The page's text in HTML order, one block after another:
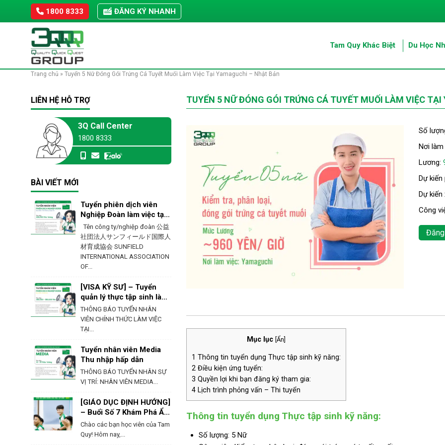
1800 8333 ĐĂNG KÝ NHANH
Tam Quy Khác Biệt Du Học
Trang chủ » Tuyển 5 Nữ Đóng Gói Trứng Cá Tuyết Muối Làm Việc Tại Yamaguchi – Nhật Bản
LIÊN HỆ HỖ TRỢ
3Q Call Center
1800 8333
BÀI VIẾT MỚI
Tuyển phiên dịch viên
Nghiệp Đoàn làm việc tại
Ehime – Nhật Bản
Tên công ty/nghiệp đoàn 公益
社団法人サンフィールド国際人
材育成協会 SUNFIELD
INTERNATIONAL ASSOCIATION
OF...
[VISA KỸ SƯ] – Tuyển
quản lý thực tập sinh làm
việc tại Hokkaido
THÔNG BÁO TUYỂN NHÂN
VIÊN CHÍNH THỨC LÀM VIỆC
TẠI...
Tuyển nhân viên Media
Thu nhập hấp dẫn
THÔNG BÁO TUYỂN NHÂN SỰ
VỊ TRÍ: NHÂN VIÊN MEDIA...
[GIÁO DỤC ĐỊNH HƯỚNG]
– Buổi Số 7 Khám Phá Ẩm
Thực & Phong Tục Của
Nhật Bản
Chào các bạn học viên của Tam
Quy! Hôm nay,...
TUYỂN 5 NỮ ĐÓNG GÓI TRỨNG CÁ TUYẾT MUỐI LÀM VIỆC
Số
Nơi
Lương:
Dự kiến
Dự
Công
Mục lục Ẩn
1 Thông tin tuyển dụng Thực tập sinh kỹ năng:
2Điều kiện ứng tuyển:
3 Quyền lợi khi bạn đăng ký tham gia:
4Lịch trình phỏng vấn – Thi tuyển
Thông tin tuyển dụng Thực tập sinh kỹ năng:
Số lượng: 5 Nữ